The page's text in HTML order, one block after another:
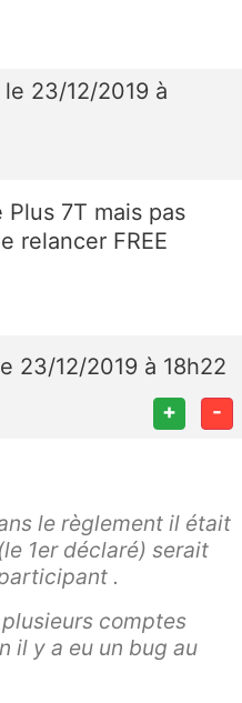
le 23/12/2019 à
7T mais pas
relancer FREE
23/12/2019 à 18h22
+ -
le règlement il était
1er déclaré) serait
.
comptes
il y a eu un bug au